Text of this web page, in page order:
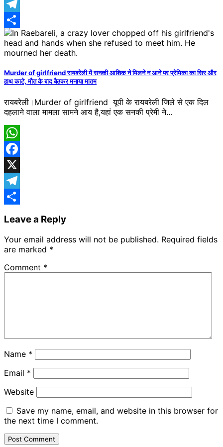
X
Telegram
Share
Murder of girlfriend रायबरेली में सनकी आशिक ने मिलने न आने पर प्रेमिका का सिर और
हाथ काटे, मौत के बाद बैठकर मनाया मातम
रायबरेली।Murder of girlfriend यूपी के रायबरेली जिले से एक दिल
दहलाने वाला मामला सामने आय है,यहां एक सनकी प्रेमी ने…
WhatsApp
Facebook
X
Telegram
Leave a Reply
Your email address will not be published. Required fields
are marked *
Comment *
Name *
Email *
Website
Save my name, email, and website in this browser for
the next time I comment.